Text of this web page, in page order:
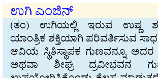
ಉಗಿ ಎಂಜಿನ್
(ತಂ) ಉಗಿಯಲ್ಲಿ ಇರುವ ಉಷ್ಣ
ಯಾಂತ್ರಿಕ ಶಕ್ತಿಯಾಗಿ ಪರಿವರ್ತಿಸುವ
ಆವಿಯ ಸ್ಥಿತಿಸ್ಥಾಪಕ ಗುಣವನ್ನೂ ಅದರ
ಅಥವಾ ಶೀಘ್ರ ದ್ರವೀಭವನ